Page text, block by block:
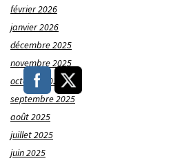
février 2026
janvier 2026
décembre 2025
novembre 2025
octobre 2025
septembre 2025
août 2025
juillet 2025
juin 2025